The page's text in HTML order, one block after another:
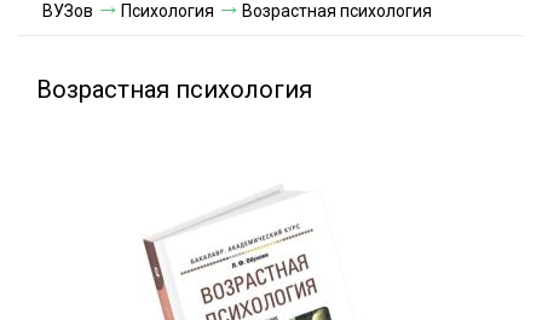
Контакты
ВУЗов
Психология Возрастная психология
Возрастная психология